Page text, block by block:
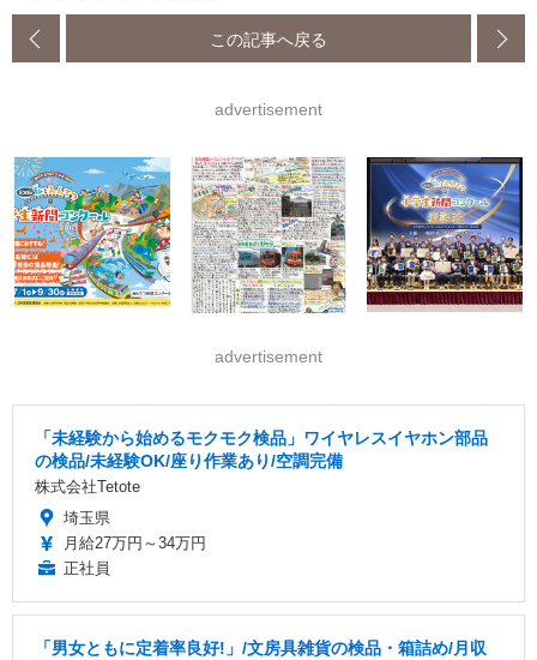
この記事へ戻る
advertisement
advertisement
「未経験から始めるモクモク検品」ワイヤレスイヤホン部品
の検品/未経験OK/座り作業あり/空調完備
株式会社Tetote
埼玉県
月給27万円～34万円
正社員
「男女ともに定着率良好!」/文房具雑貨の検品・箱詰め/月収